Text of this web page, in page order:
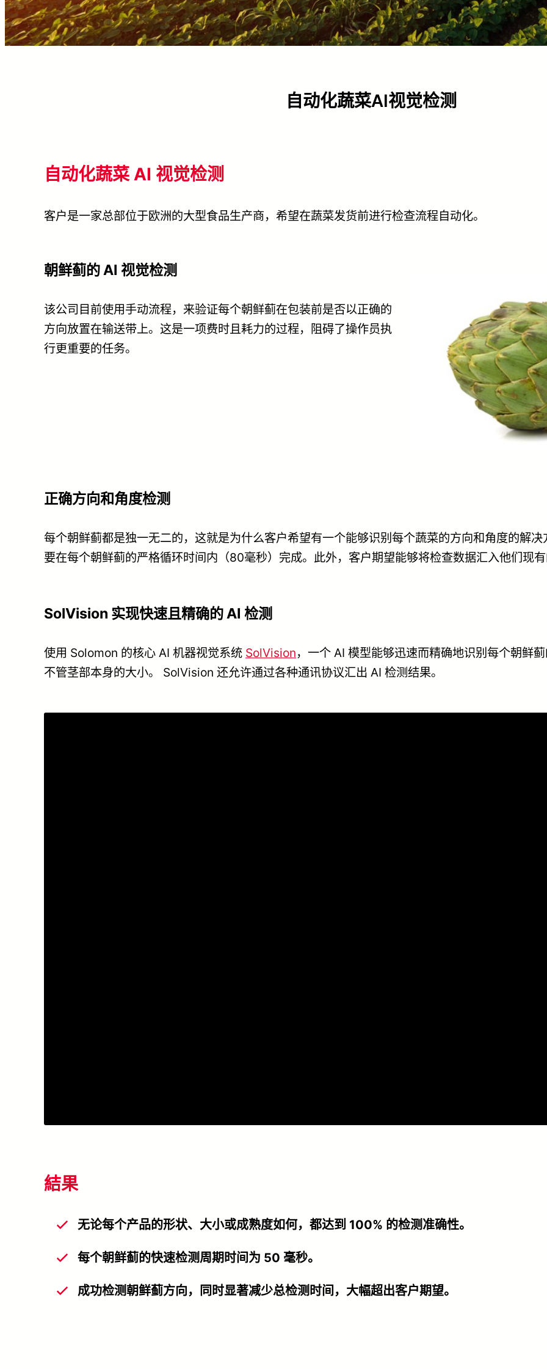
自动化蔬菜AI视觉检测
自动化蔬菜 AI 视觉检测
客户是一家总部位于欧洲的大型食品生产商，希望在蔬菜发货前进行检查流程自动化。
朝鲜蓟的 AI 视觉检测
该公司目前使用手动流程，来验证每个朝鲜蓟在包装前是否以正确的
方向放置在输送带上。这是一项费时且耗力的过程，阻碍了操作员执
行更重要的任务。
正确方向和角度检测
每个朝鲜蓟都是独一无二的，这就是为什么客户希望有一个能够识别每个蔬菜的方向和角度的解
要在每个朝鲜蓟的严格循环时间内（80毫秒）完成。此外，客户期望能够将检查数据汇入他们现
SolVision 实现快速且精确的 AI 检测
使用 Solomon 的核心 AI 机器视觉系统 SolVision，一个 AI 模型能够迅速而精确地识别每个朝鲜
不管茎部本身的大小。 SolVision 还允许通过各种通讯协议汇出 AI 检测结果。
結果
无论每个产品的形状、大小或成熟度如何，都达到 100% 的检测准确性。
每个朝鲜蓟的快速检测周期时间为 50 毫秒。
成功检测朝鲜蓟方向，同时显著减少总检测时间，大幅超出客户期望。